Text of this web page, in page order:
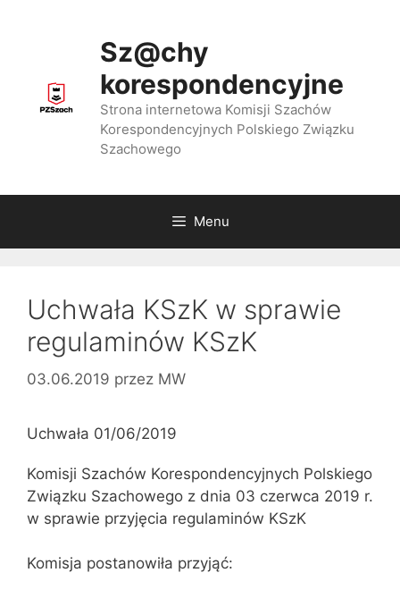
Sz@chy
korespondencyjne
Strona internetowa Komisji Szachów
Korespondencyjnych Polskiego Związku
Szachowego
Menu
Uchwała KSzK w sprawie
regulaminów KSzK
03.06.2019 przez MW
Uchwała 01/06/2019
Komisji Szachów Korespondencyjnych Polskiego
Związku Szachowego z dnia 03 czerwca 2019 r.
w sprawie przyjęcia regulaminów KSzK
Komisja postanowiła przyjąć: